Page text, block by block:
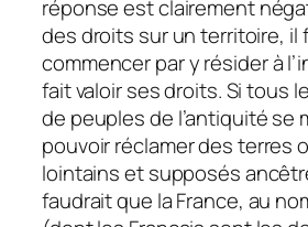
réponse est clairement
des droits sur un territoire, il
commencer par y résider à
fait valoir ses droits. Si tous
de peuples de l’antiquité se
pouvoir réclamer des terres
lointains et supposés
faudrait que la France, au